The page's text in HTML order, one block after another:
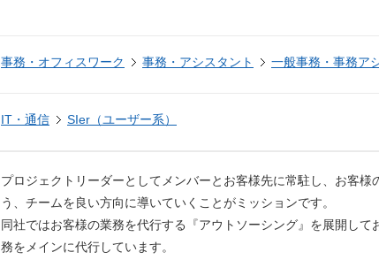
事務・オフィスワーク 事務・アシスタント 一般事務・事務ア
IT・通信 SIer（ユーザー系）
プロジェクトリーダーとしてメンバーとお客様先に常駐し、お客様
う、チームを良い方向に導いていくことがミッションです。
同社ではお客様の業務を代行する『アウトソーシング』を展開して
務をメインに代行しています。